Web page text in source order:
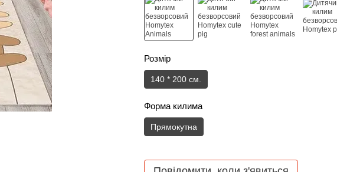
Розмір
140 * 200 см.
Форма килима
Прямокутна